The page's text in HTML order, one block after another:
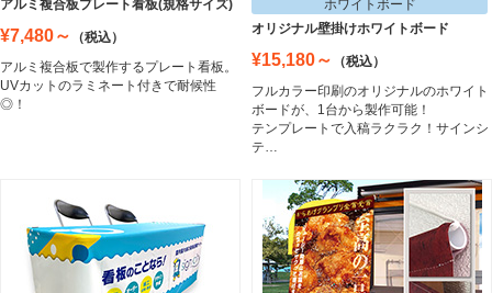
Easel
ホワイトボード
White Board
プレート看板
Plate Board
アルミ複合板プレート看板(規格サイズ)
¥7,480～
（税込）
アルミ複合板で製作するプレート看板。
UVカットのラミネート付きで耐候性
◎！
ホワイトボード
オリジナル壁掛けホワイトボード
¥15,180～
（税込）
フルカラー印刷のオリジナルのホワイト
ボードが、1台から製作可能！
テンプレートで入稿ラクラク！サインシ
テ…